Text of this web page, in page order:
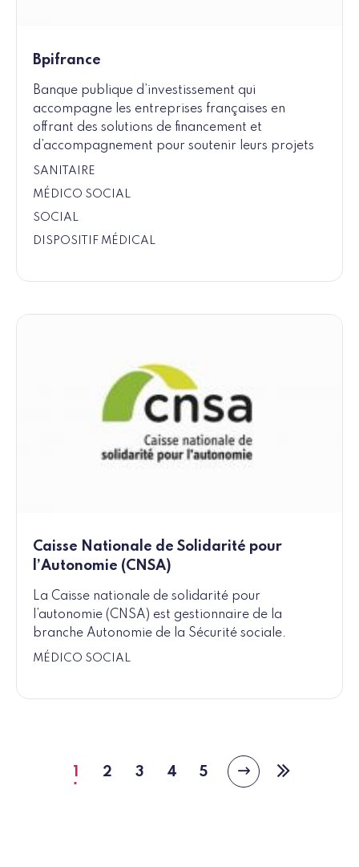
Bpifrance
Banque publique d’investissement qui
accompagne les entreprises françaises en
offrant des solutions de financement et
d’accompagnement pour soutenir leurs projets
SANITAIRE
MÉDICO SOCIAL
SOCIAL
DISPOSITIF MÉDICAL
Caisse Nationale de Solidarité pour
l’Autonomie (CNSA)
La Caisse nationale de solidarité pour
l’autonomie (CNSA) est gestionnaire de la
branche Autonomie de la Sécurité sociale.
MÉDICO SOCIAL
PagePage
2
Page
3
Page
4
Page
5
Page
suivante
Dernière